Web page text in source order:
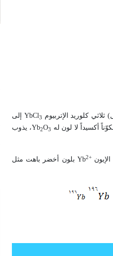
YbCl3
إلى
أكسيداً لا لون له Yb2O3
، يذوب
Yb2+
بلون أخضر باهت مثل